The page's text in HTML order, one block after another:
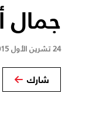
جمال
24 تشرين الأول 2015
شارك